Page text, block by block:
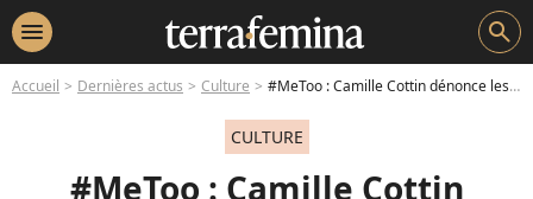
menu search
Accueil Dernières actus Culture #MeToo : Camille Cottin dénonce les "rendez-vous nocturnes des messieurs tout-puissants"
CULTURE
#MeToo : Camille Cottin